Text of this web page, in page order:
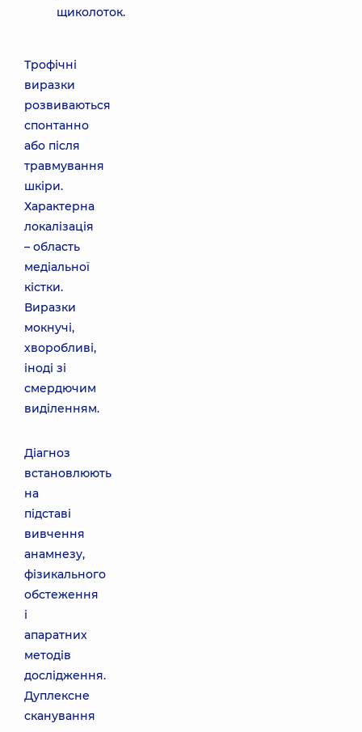
щиколоток.
Трофічні
виразки
розвиваються
спонтанно
або після
травмування
шкіри.
Характерна
локалізація
– область
медіальної
кістки.
Виразки
мокнучі,
хворобливі,
іноді зі
смердючим
виділенням.
Діагноз
встановлюють
на
підставі
вивчення
анамнезу,
фізикального
обстеження
і
апаратних
методів
дослідження.
Дуплексне
сканування